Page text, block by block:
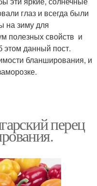
глаз и всегда были
на зиму для
полезных свойств и
этом данный пост.
бланширования, и
перец